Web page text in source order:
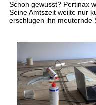
Schon gewusst? Pertinax
Seine Amtszeit weilte nur
erschlugen ihn meuternde